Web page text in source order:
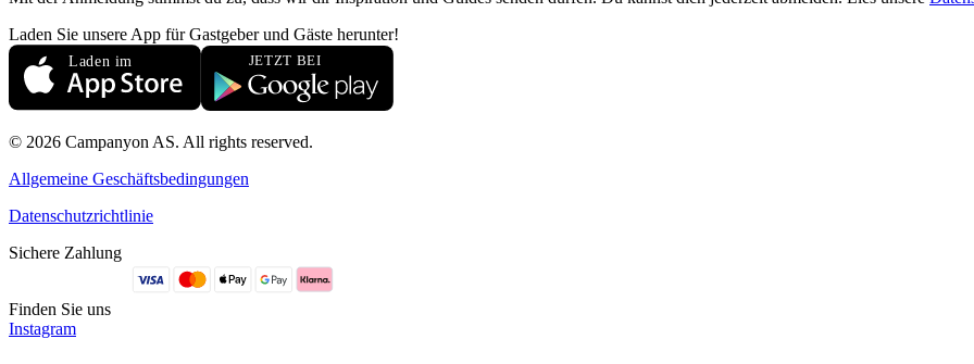
Laden Sie unsere App für Gastgeber und Gäste herunter!
© 2026 Campanyon AS. All rights reserved.
Allgemeine Geschäftsbedingungen
Datenschutzrichtlinie
Sichere Zahlung
Finden Sie uns
Instagram